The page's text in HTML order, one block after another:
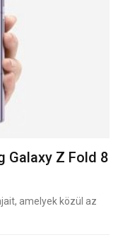
Galaxy Z Fold 8
amelyek közül az